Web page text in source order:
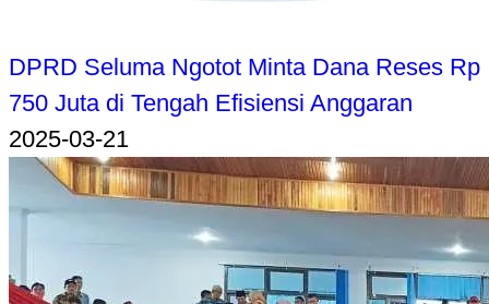
DPRD Seluma Ngotot Minta Dana Reses Rp
750 Juta di Tengah Efisiensi Anggaran
2025-03-21